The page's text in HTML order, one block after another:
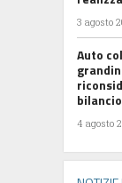
3 agosto
Auto
bilancio
4 agosto